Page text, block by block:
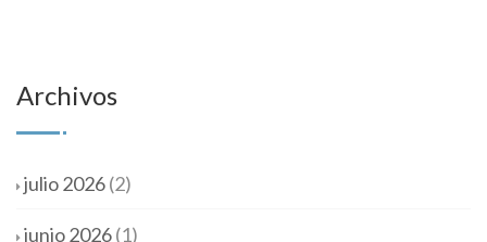
Archivos
julio 2026(2)
junio 2026(1)